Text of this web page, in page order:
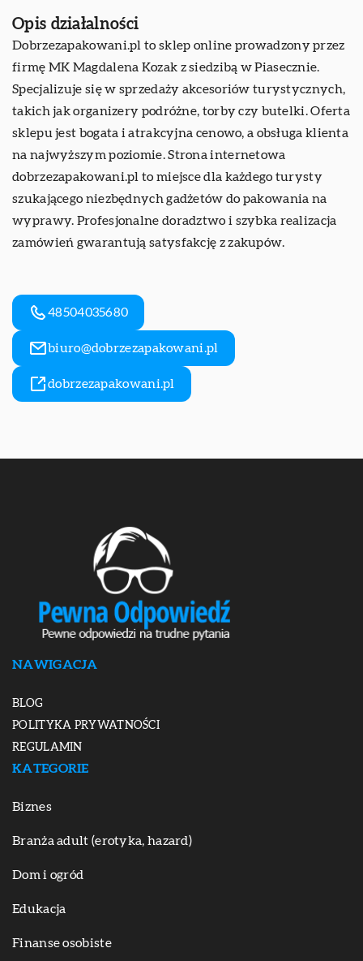
Opis działalności
Dobrzezapakowani.pl to sklep online prowadzony przez
firmę MK Magdalena Kozak z siedzibą w Piasecznie.
Specjalizuje się w sprzedaży akcesoriów turystycznych,
takich jak organizery podróżne, torby czy butelki. Oferta
sklepu jest bogata i atrakcyjna cenowo, a obsługa klienta
na najwyższym poziomie. Strona internetowa
dobrzezapakowani.pl to miejsce dla każdego turysty
szukającego niezbędnych gadżetów do pakowania na
wyprawy. Profesjonalne doradztwo i szybka realizacja
zamówień gwarantują satysfakcję z zakupów.
48504035680
biuro@dobrzezapakowani.pl
dobrzezapakowani.pl
NAWIGACJA
BLOG
POLITYKA PRYWATNOŚCI
REGULAMIN
KATEGORIE
Biznes
Branża adult (erotyka, hazard)
Dom i ogród
Edukacja
Finanse osobiste